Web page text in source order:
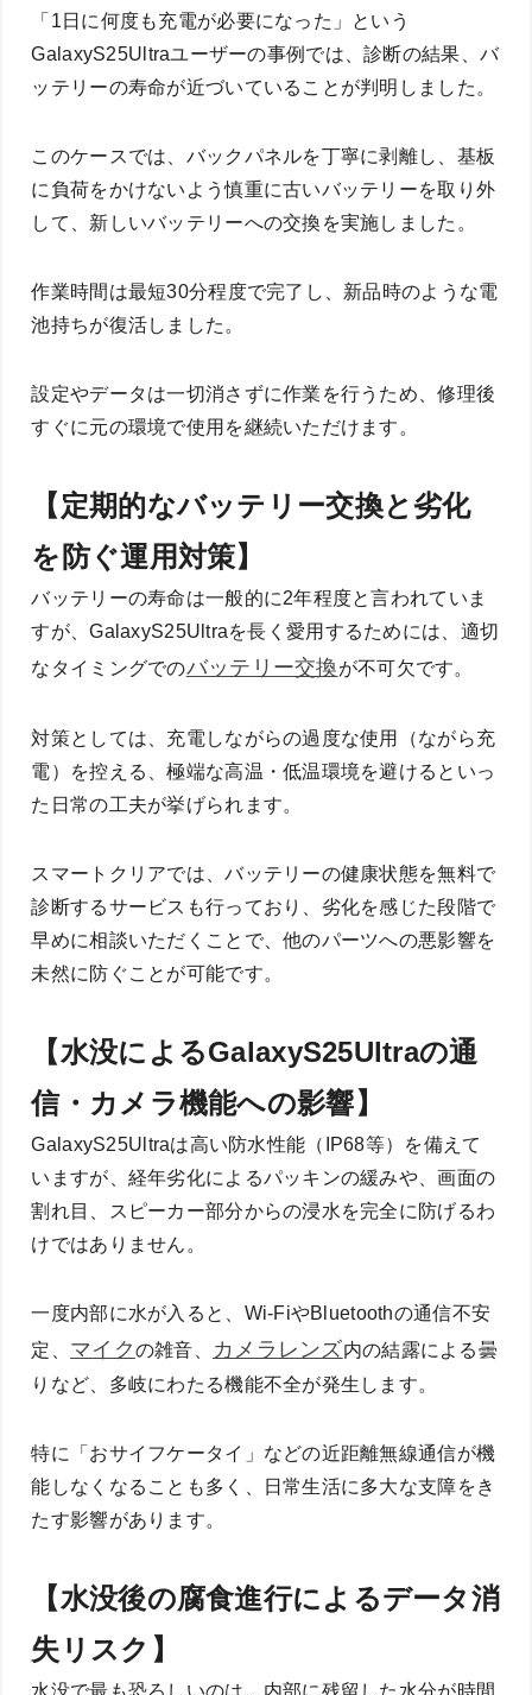
「1日に何度も充電が必要になった」という
GalaxyS25Ultraユーザーの事例では、診断の結果、バ
ッテリーの寿命が近づいていることが判明しました。
このケースでは、バックパネルを丁寧に剥離し、基板
に負荷をかけないよう慎重に古いバッテリーを取り外
して、新しいバッテリーへの交換を実施しました。
作業時間は最短30分程度で完了し、新品時のような電
池持ちが復活しました。
設定やデータは一切消さずに作業を行うため、修理後
すぐに元の環境で使用を継続いただけます。
【定期的なバッテリー交換と劣化
を防ぐ運用対策】
バッテリーの寿命は一般的に2年程度と言われていま
すが、GalaxyS25Ultraを長く愛用するためには、適切
なタイミングでのバッテリー交換が不可欠です。
対策としては、充電しながらの過度な使用（ながら充
電）を控える、極端な高温・低温環境を避けるといっ
た日常の工夫が挙げられます。
スマートクリアでは、バッテリーの健康状態を無料で
診断するサービスも行っており、劣化を感じた段階で
早めに相談いただくことで、他のパーツへの悪影響を
未然に防ぐことが可能です。
【水没によるGalaxyS25Ultraの通
信・カメラ機能への影響】
GalaxyS25Ultraは高い防水性能（IP68等）を備えて
いますが、経年劣化によるパッキンの緩みや、画面の
割れ目、スピーカー部分からの浸水を完全に防げるわ
けではありません。
一度内部に水が入ると、Wi-FiやBluetoothの通信不安
定、 マイクの雑音、 カメラレンズ内の結露による曇
りなど、多岐にわたる機能不全が発生します。
特に「おサイフケータイ」などの近距離無線通信が機
能しなくなることも多く、日常生活に多大な支障をき
たす影響があります。
【水没後の腐食進行によるデータ消
失リスク】
水没で最も恐ろしいのは、内部に残留した水分が時間